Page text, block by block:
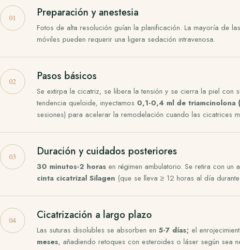
Preparación y anestesia
Fotos de alta resolución guían la planificación. La mayoría de
móviles pueden requerir una ligera sedación intravenosa.
Pasos básicos
Se extirpa la cicatriz, se libera la tensión y se cierra la piel con
tendencia queloide, inyectamos 0,1-0,4 ml de triamcinolona
sesiones) para acelerar la remodelación cuando las cicatrices
Duración y cuidados posteriores
30 minutos-2 horas en régimen ambulatorio. Se retira con
cinta cicatrizal Silagen (que se lleva ≥ 12 horas al día
Cicatrización a largo plazo
Las suturas disolubles se absorben en 5-7 días; el
meses, añadiendo retoques con esteroides o láser según sea